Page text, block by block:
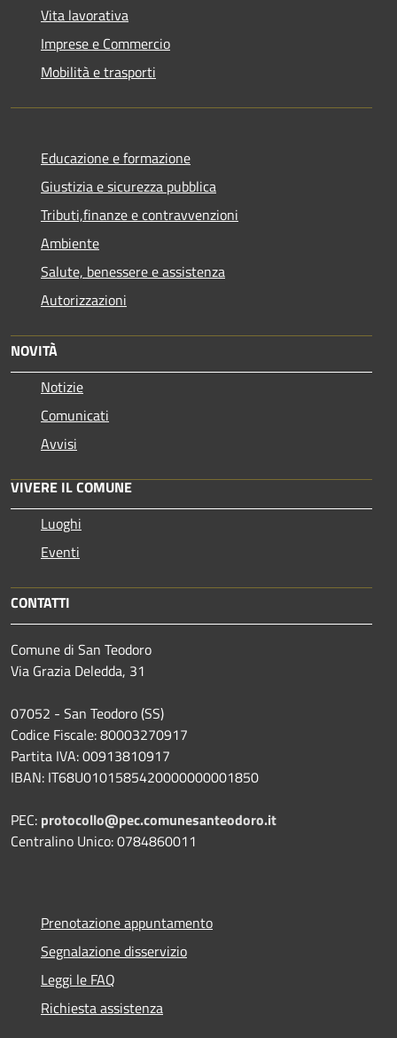
Vita lavorativa
Imprese e Commercio
Mobilità e trasporti
Educazione e formazione
Giustizia e sicurezza pubblica
Tributi,finanze e contravvenzioni
Ambiente
Salute, benessere e assistenza
Autorizzazioni
NOVITÀ
Notizie
Comunicati
Avvisi
VIVERE IL COMUNE
Luoghi
Eventi
CONTATTI
Comune di San Teodoro
Via Grazia Deledda, 31
07052 - San Teodoro (SS)
Codice Fiscale: 80003270917
Partita IVA: 00913810917
IBAN: IT68U0101585420000000001850
PEC: protocollo@pec.comunesanteodoro.it
Centralino Unico: 0784860011
Prenotazione appuntamento
Segnalazione disservizio
Leggi le FAQ
Richiesta assistenza